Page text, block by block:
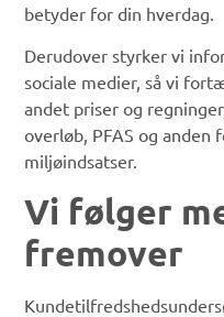
betyder for din hverdag.
Derudover styrker vi
sociale medier, så vi
andet priser og
overløb, PFAS og anden
miljøindsatser.
Vi følger
fremover